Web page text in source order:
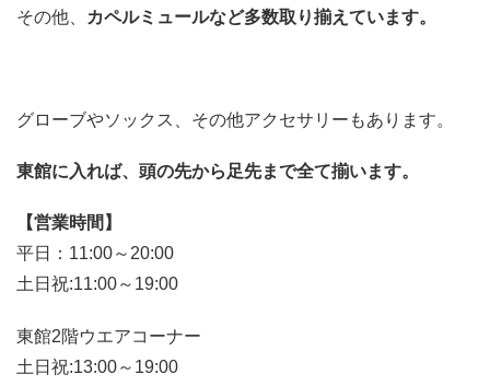
その他、 カペルミュールなど多数取り揃えています。
グローブやソックス、その他アクセサリーもあります。
東館に入れば、頭の先から足先まで全て揃います。
【営業時間】
平日：11:00～20:00
土日祝:11:00～19:00
東館2階ウエアコーナー
土日祝:13:00～19:00